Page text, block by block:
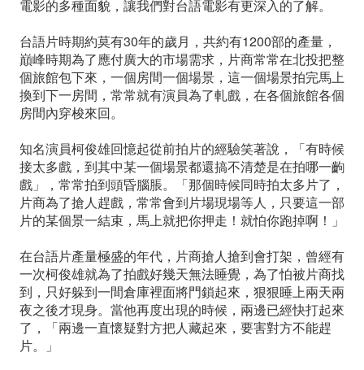
電影的多種面貌，讓我們對台語電影有更深入的了解。
台語片時期約莫有30年的歲月，共約有1200部的產量，
巔峰時期為了應付廣大的市場需求，片商常常在北投把整
個旅館包下來，一個房間一個場景，這一個場景拍完馬上
換到下一房間，常常就有演員為了軋戲，在各個旅館各個
房間內穿梭來回。
知名演員柯俊雄回憶起從前拍片的經驗笑著說，「有時候
接太多戲，到其中某一個場景都還搞不清楚是在拍哪一齣
戲」，常常拍到頭昏腦脹。「那個時候同時拍太多片了，
片商為了搶人趕戲，常常會到片場現場等人，只要這一部
片的某個景一結束，馬上就把你押走！就怕你跑掉啊！」
在台語片產量極盛的年代，片商搶人搶到會打架，曾經有
一次柯俊雄就為了拍戲好幾天無法睡覺，為了怕被片商找
到，只好躲到一間倉庫裡面將門鎖起來，狠狠睡上兩天兩
夜之後才現身。當他再度出現的時候，兩邊已經快打起來
了，「兩邊一直懷疑對方把人藏起來，要害對方不能趕
片。」